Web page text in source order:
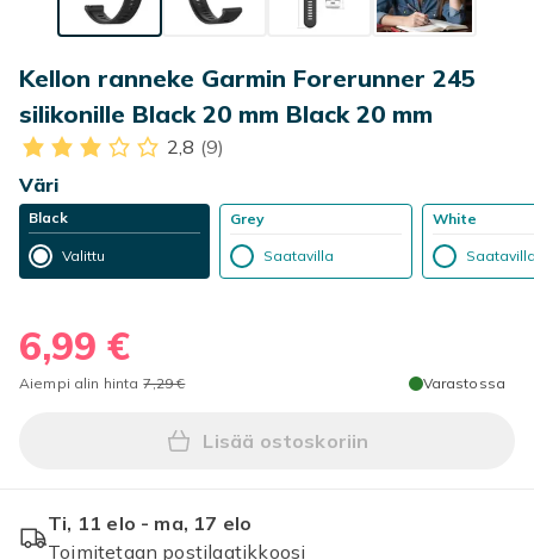
Kellon ranneke Garmin Forerunner 245
silikonille Black 20 mm Black 20 mm
2,8 (9)
Väri
Black
Valittu
Grey
Saatavilla
White
6,99 €
Aiempi alin hinta 7,29 € Varastossa
Lisää Kellon ranneke
Lisää ostoskoriin
Ti, 11 elo - ma, 17 elo
Toimitetaan postilaatikkoosi